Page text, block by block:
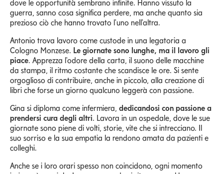
dove le opportunità sembrano infinite. Hanno vissuto la
guerra, sanno cosa significa perdere, ma anche quanto sia
prezioso ciò che hanno trovato l'uno nell'altra.
Antonio trova lavoro come custode in una legatoria a
Cologno Monzese. Le giornate sono lunghe, ma il lavoro gli
piace. Apprezza l'odore della carta, il suono delle macchine
da stampa, il ritmo costante che scandisce le ore. Si sente
orgoglioso di contribuire, anche in piccolo, alla creazione di
libri che forse un giorno qualcuno leggerà con passione.
Gina si diploma come infermiera, dedicandosi con passione a
prendersi cura degli altri. Lavora in un ospedale, dove le sue
giornate sono piene di volti, storie, vite che si intrecciano. Il
suo sorriso e la sua empatia la rendono amata da pazienti e
colleghi.
Anche se i loro orari spesso non coincidono, ogni momento